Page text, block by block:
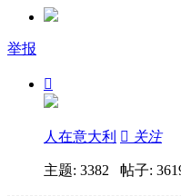
举报

人在意大利  关注
主题: 3382 帖子: